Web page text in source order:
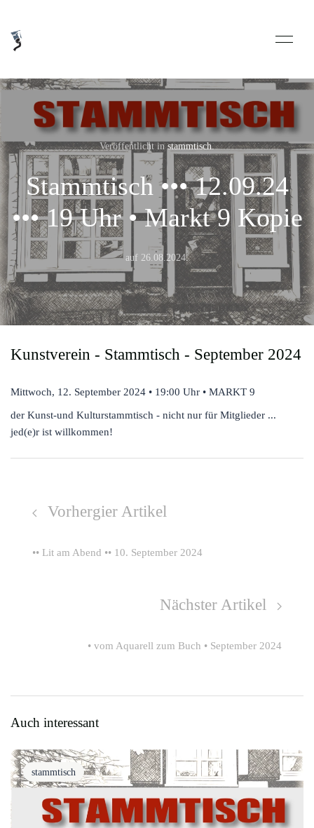
Veröffentlicht instammtisch.
Stammtisch ••• 12.09.24
••• 19 Uhr • Markt 9 Kopie
auf 26.08.2024.
Kunstverein - Stammtisch - September 2024
Mittwoch, 12. September 2024 • 19:00 Uhr • MARKT 9
der Kunst-und Kulturstammtisch - nicht nur für Mitglieder ...
jed(e)r ist willkommen!
Vorhergier Artikel
•• Lit am Abend •• 10. September 2024
Nächster Artikel
• vom Aquarell zum Buch • September 2024
Auch interessant
stammtisch